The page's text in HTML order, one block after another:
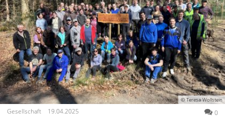
© Teresa Wollstein
Gesellschaft 19.04.2025 0